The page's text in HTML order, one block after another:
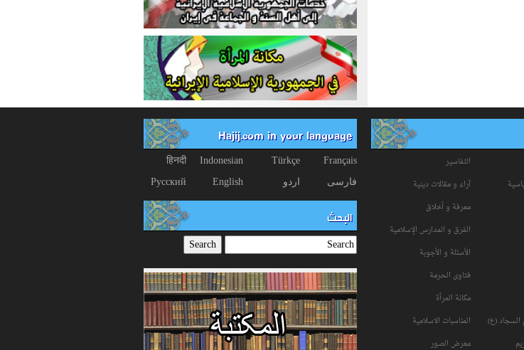
التفاسیر
آراء و مقالات دينية
معرفة و أخلاق
الفرق و المدارس الإسلامية
الأسئلة و الأجوبة
فتاوی الحرمة
مكانة‌ المرأة
السجاد (ع)
المناسبات الاسلامیة
معرض الصور
Hajij.com in your language
Français
Türkçe
Indonesian
हिनदी
فارسی
اردو English
Русский
البحث